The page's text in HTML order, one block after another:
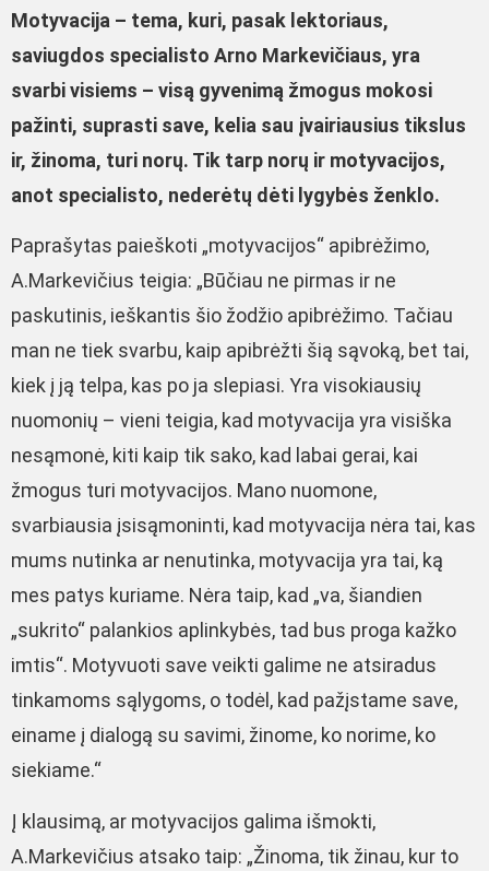
Motyvacija – tema, kuri, pasak lektoriaus,
saviugdos specialisto Arno Markevičiaus, yra
svarbi visiems – visą gyvenimą žmogus mokosi
pažinti, suprasti save, kelia sau įvairiausius tikslus
ir, žinoma, turi norų. Tik tarp norų ir motyvacijos,
anot specialisto, nederėtų dėti lygybės ženklo.
Paprašytas paieškoti „motyvacijos“ apibrėžimo,
A.Markevičius teigia: „Būčiau ne pirmas ir ne
paskutinis, ieškantis šio žodžio apibrėžimo. Tačiau
man ne tiek svarbu, kaip apibrėžti šią sąvoką, bet tai,
kiek į ją telpa, kas po ja slepiasi. Yra visokiausių
nuomonių – vieni teigia, kad motyvacija yra visiška
nesąmonė, kiti kaip tik sako, kad labai gerai, kai
žmogus turi motyvacijos. Mano nuomone,
svarbiausia įsisąmoninti, kad motyvacija nėra tai, kas
mums nutinka ar nenutinka, motyvacija yra tai, ką
mes patys kuriame. Nėra taip, kad „va, šiandien
„sukrito“ palankios aplinkybės, tad bus proga kažko
imtis“. Motyvuoti save veikti galime ne atsiradus
tinkamoms sąlygoms, o todėl, kad pažįstame save,
einame į dialogą su savimi, žinome, ko norime, ko
siekiame.“
Į klausimą, ar motyvacijos galima išmokti,
A.Markevičius atsako taip: „Žinoma, tik žinau, kur to